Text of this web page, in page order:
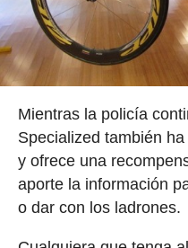
Mientras la policía
Specialized también
y ofrece una
aporte la información
o dar con los ladrones.